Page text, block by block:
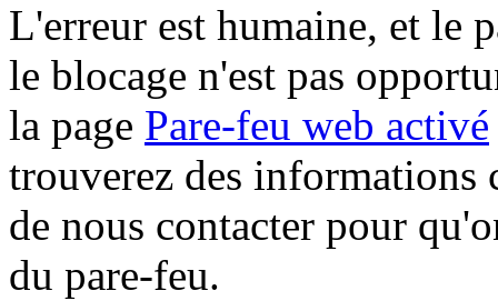
L'erreur est humaine, et le
le blocage n'est pas
la page Pare-feu web activé
trouverez des informations
de nous contacter pour
du pare-feu.